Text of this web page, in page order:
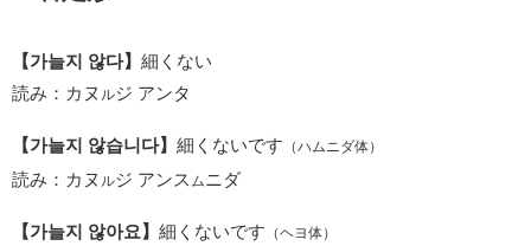
【가늘지 않다】 細くない
読み：カヌ ルジ アンタ
【가늘지 않습니다】 細くないです （ハムニダ体）
読み：カヌ ルジ アンス ムニダ
【가늘지 않아요】 細くないです （ヘヨ体）